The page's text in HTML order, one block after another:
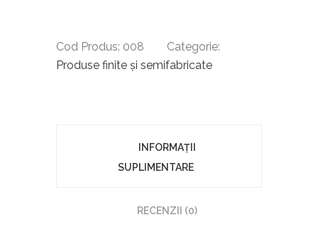
Cod Produs: 008
Categorie:
Produse finite şi semifabricate
INFORMAȚII
SUPLIMENTARE
RECENZII (0)